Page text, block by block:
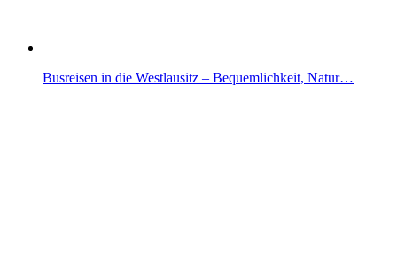
Busreisen in die Westlausitz – Bequemlichkeit, Natur…